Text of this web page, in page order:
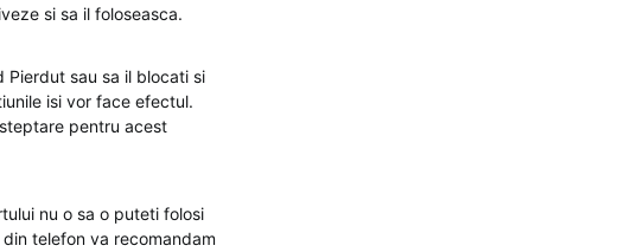
si sa il foloseasca.
Pierdut sau sa il blocati si
isi vor face efectul.
pentru acest
nu o sa o puteti folosi
telefon va recomandam